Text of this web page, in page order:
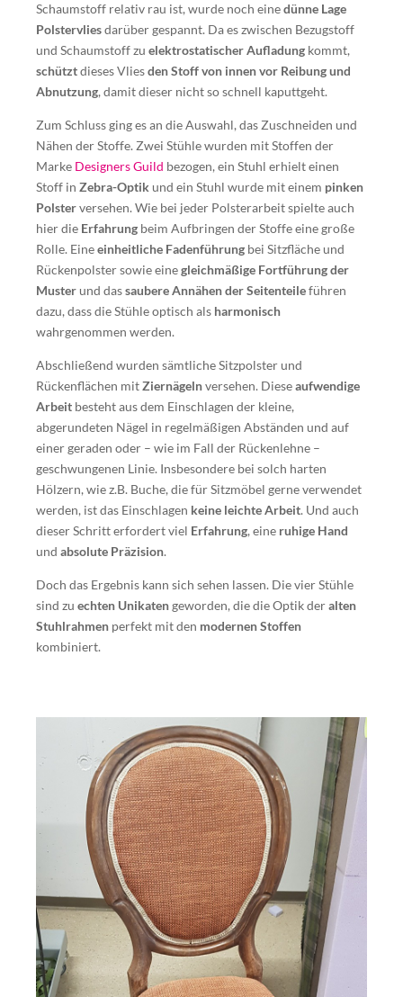
Schaumstoff relativ rau ist, wurde noch einedünne Lage
Polstervliesdarüber gespannt. Da es zwischen Bezugstoff
und Schaumstoff zu elektrostatischer Aufladung kommt,
schütztdieses Vliesden Stoff von innen vor Reibung und
Abnutzung, damit dieser nicht so schnell kaputtgeht.
Zum Schluss ging es an die Auswahl, das Zuschneiden und
Nähen der Stoffe. Zwei Stühle wurden mit Stoffen der
Marke Designers Guild bezogen, ein Stuhl erhielt einen
Stoff in Zebra-Optik und ein Stuhl wurde mit einem pinken
Polsterversehen. Wie bei jeder Polsterarbeit spielte auch
hier die Erfahrung beim Aufbringen der Stoffe eine große
Rolle. Eineeinheitliche Fadenführung bei Sitzfläche und
Rückenpolster sowie einegleichmäßige Fortführung der
Muster und dassaubere Annähen der Seitenteileführen
dazu, dass die Stühle optisch als harmonisch
wahrgenommen werden.
Abschließend wurden sämtliche Sitzpolster und
Rückenflächen mitZiernägelnversehen. Dieseaufwendige
Arbeit besteht aus dem Einschlagen der kleine,
abgerundeten Nägel in regelmäßigen Abständen und auf
einer geraden oder – wie im Fall der Rückenlehne –
geschwungenen Linie. Insbesondere bei solch harten
Hölzern, wie z.B. Buche, die für Sitzmöbel gerne verwendet
werden, ist das Einschlagen keine leichte Arbeit. Und auch
dieser Schritt erfordert viel Erfahrung, eine ruhige Hand
und absolute Präzision.
Doch das Ergebnis kann sich sehen lassen. Die vier Stühle
sind zu echten Unikatengeworden, die die Optik deralten
Stuhlrahmen perfekt mit den modernen Stoffen
kombiniert.